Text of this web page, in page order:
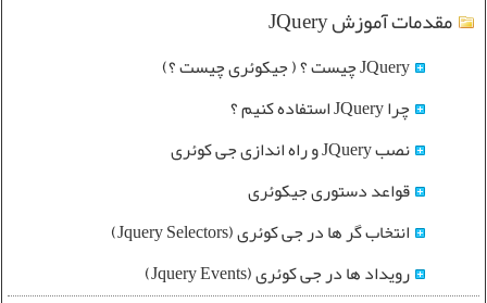
مقدمات آموزش JQuery
JQuery چیست ؟ ( جیکوئری چیست ؟)
چرا JQuery استفاده کنیم ؟
نصب JQuery و راه اندازی جی کوئری
قواعد دستوری جیکوئری
انتخاب گر ها در جی کوئری (Jquery Selectors)
رویداد ها در جی کوئری (Jquery Events)